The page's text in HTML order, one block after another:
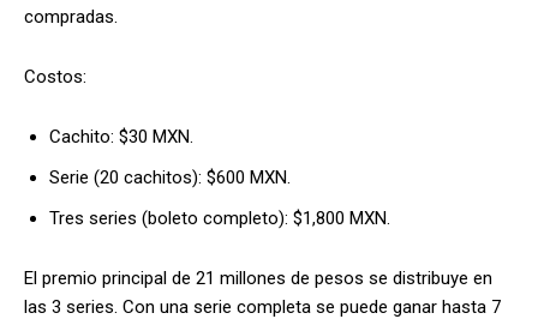
compradas.
Costos:
Cachito: $30 MXN.
Serie (20 cachitos): $600 MXN.
Tres series (boleto completo): $1,800 MXN.
El premio principal de 21 millones de pesos se distribuye en
las 3 series. Con una serie completa se puede ganar hasta 7